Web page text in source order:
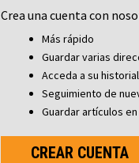
Crea una cuenta con
Más rápido
Guardar varias
Acceda a su
Seguimiento de
Guardar artículos
CREAR CUENTA